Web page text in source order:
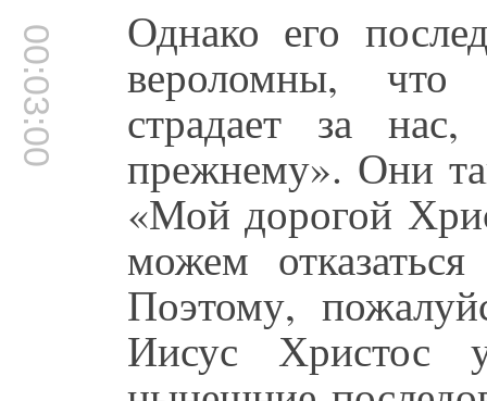
00:03:00 Однако его
вероломны,
страдает за
прежнему». Они
«Мой дорогой
можем
Поэтому,
Иисус